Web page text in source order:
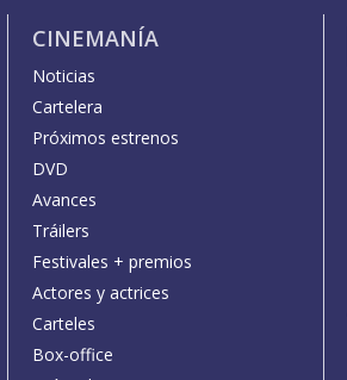
CINEMANÍA
Noticias
Cartelera
Próximos estrenos
DVD
Avances
Tráilers
Festivales + premios
Actores y actrices
Carteles
Box-office